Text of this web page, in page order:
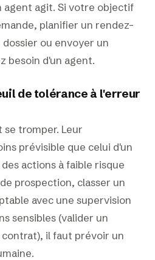
agent agit. Si votre objectif
planifier un rendez-
ou envoyer un
besoin d'un agent.
de tolérance à l'erreur
se tromper. Leur
prévisible que celui d'un
actions à faible risque
prospection, classer un
avec une supervision
sensibles (valider un
il faut prévoir un